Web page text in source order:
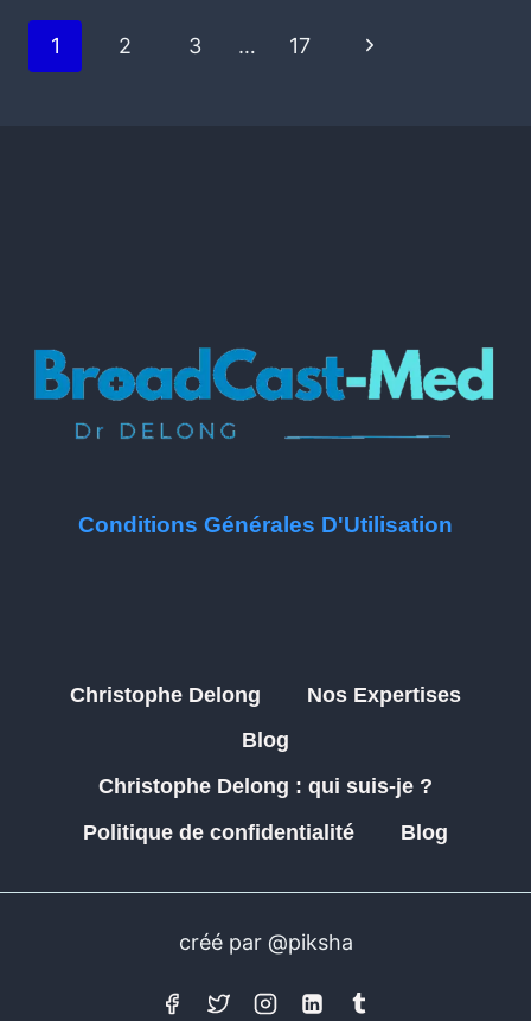
1 2 3 … 17
Conditions Générales D'Utilisation
Christophe Delong
Nos Expertises
Blog
Christophe Delong : qui suis-je ?
Politique de confidentialité
Blog
créé par @piksha